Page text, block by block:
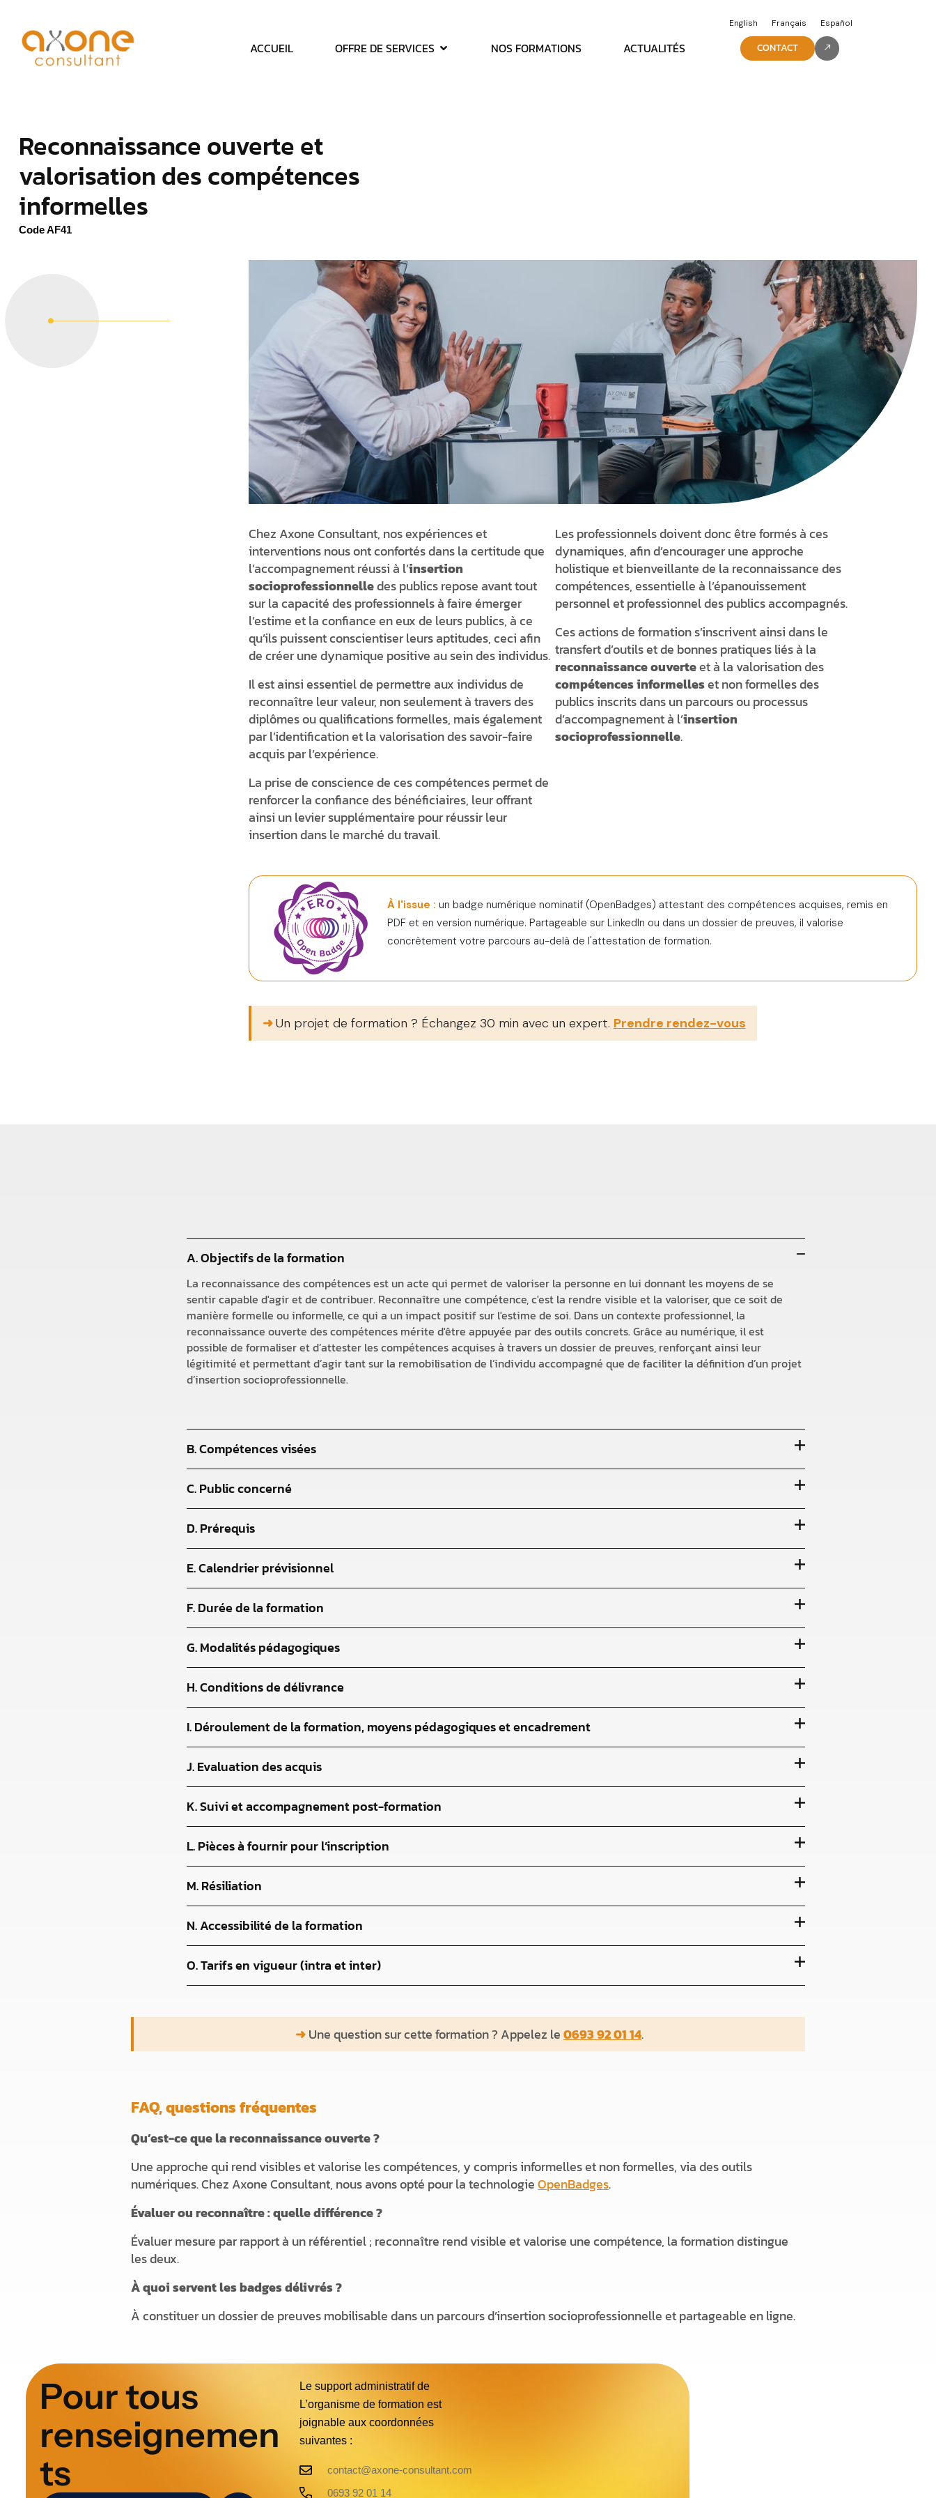
English Français Español
ACCUEIL OFFRE DE SERVICES NOS FORMATIONS ACTUALITÉS CONTACT
Reconnaissance ouverte et
valorisation des compétences
informelles
Code AF41
Chez Axone Consultant, nos expériences et
interventions nous ont confortés dans la certitude que
l’accompagnement réussi à l’insertion
socioprofessionnelledes publics repose avant tout
sur la capacité des professionnels à faire émerger
l’estime et la confiance en eux de leurs publics, à ce
qu’ils puissent conscientiser leurs aptitudes, ceci afin
de créer une dynamique positive au sein des individus.
Il est ainsi essentiel de permettre aux individus de
reconnaître leur valeur, non seulement à travers des
diplômes ou qualifications formelles, mais également
par l’identification et la valorisation des savoir-faire
acquis par l’expérience.
La prise de conscience de ces compétences permet de
renforcer la confiance des bénéficiaires, leur offrant
ainsi un levier supplémentaire pour réussir leur
insertion dans le marché du travail.
Les professionnels doivent donc être formés à ces
dynamiques, afin d’encourager une approche
holistique et bienveillante de la reconnaissance des
compétences, essentielle à l’épanouissement
personnel et professionnel des publics accompagnés.
Ces actions de formation s’inscrivent ainsi dans le
transfert d’outils et de bonnes pratiques liés à la
reconnaissance ouverteet à la valorisation des
compétences informelleset non formelles des
publics inscrits dans un parcours ou processus
d’accompagnement à l’insertion
socioprofessionnelle.
À l'issue : un badge numérique nominatif (OpenBadges) attestant des compétences acquises, remis en
PDF et en version numérique. Partageable sur LinkedIn ou dans un dossier de preuves, il valorise
concrètement votre parcours au-delà de l'attestation de formation.
➜Un projet de formation ? Échangez 30 min avec un expert. Prendre rendez-vous
A. Objectifs de la formation
La reconnaissance des compétences est un acte qui permet de valoriser la personne en lui donnant les moyens de se
sentir capable d'agir et de contribuer. Reconnaître une compétence, c'est la rendre visible et la valoriser, que ce soit de
manière formelle ou informelle, ce qui a un impact positif sur l'estime de soi. Dans un contexte professionnel, la
reconnaissance ouverte des compétences mérite d'être appuyée par des outils concrets. Grâce au numérique, il est
possible de formaliser et d’attester les compétences acquises à travers un dossier de preuves, renforçant ainsi leur
légitimité et permettant d’agir tant sur la remobilisation de l’individu accompagné que de faciliter la définition d’un projet
d’insertion socioprofessionnelle.
B. Compétences visées
C. Public concerné
D. Prérequis
E. Calendrier prévisionnel
F. Durée de la formation
G. Modalités pédagogiques
H. Conditions de délivrance
I. Déroulement de la formation, moyens pédagogiques et encadrement
J. Evaluation des acquis
K. Suivi et accompagnement post-formation
L. Pièces à fournir pour l’inscription
M. Résiliation
N. Accessibilité de la formation
O. Tarifs en vigueur (intra et inter)
➜Une question sur cette formation ? Appelez le0693 92 01 14.
FAQ, questions fréquentes
Qu’est-ce que la reconnaissance ouverte ?
Une approche qui rend visibles et valorise les compétences, y compris informelles et non formelles, via des outils
numériques. Chez Axone Consultant, nous avons opté pour la technologieOpenBadges.
Évaluer ou reconnaître : quelle différence ?
Évaluer mesure par rapport à un référentiel ; reconnaître rend visible et valorise une compétence, la formation distingue
les deux.
À quoi servent les badges délivrés ?
À constituer un dossier de preuves mobilisable dans un parcours d’insertion socioprofessionnelle et partageable en ligne.
Pourtous
renseignemen
ts
Le support administratif de
L’organisme de formation est
joignable aux coordonnées
suivantes :
contact@axone-consultant.com
0693 92 01 14